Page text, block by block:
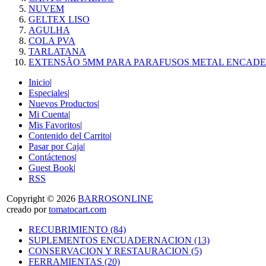
NUVEM
GELTEX LISO
AGULHA
COLA PVA
TARLATANA
EXTENSÃO 5MM PARA PARAFUSOS METAL
Inicio|
Especiales|
Nuevos Productos|
Mi Cuenta|
Mis Favoritos|
Contenido del Carrito|
Pasar por Caja|
Contáctenos|
Guest Book|
RSS
Copyright © 2026 BARROSONLINE
creado portomatocart.com
RECUBRIMIENTO (84)
SUPLEMENTOS ENCUADERNACION (13)
CONSERVACION Y RESTAURACION (5)
FERRAMIENTAS (20)